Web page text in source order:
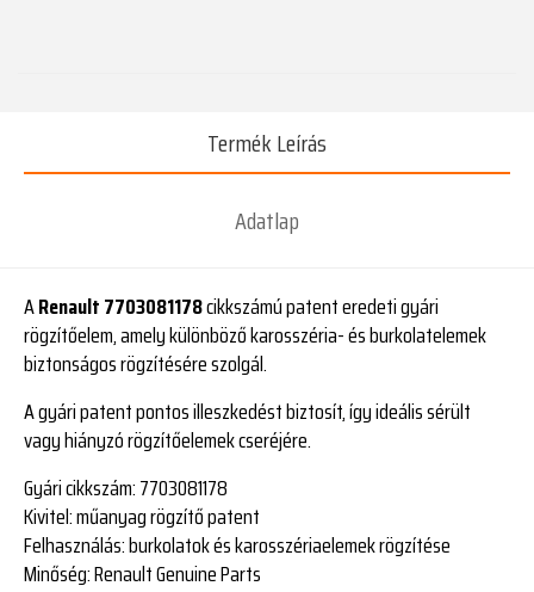
Termék Leírás
Adatlap
ARenault 7703081178cikkszámú patent eredeti gyári
rögzítőelem, amely különböző karosszéria- és burkolatelemek
biztonságos rögzítésére szolgál.
A gyári patent pontos illeszkedést biztosít, így ideális sérült
vagy hiányzó rögzítőelemek cseréjére.
Gyári cikkszám:7703081178
Kivitel:műanyag rögzítő patent
Felhasználás:burkolatok és karosszériaelemek rögzítése
Minőség:Renault Genuine Parts